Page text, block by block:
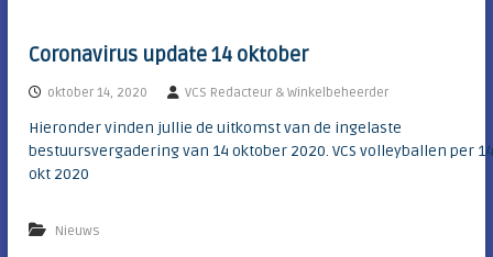
Coronavirus update 14 oktober
oktober 14, 2020 VCS Redacteur & Winkelbeheerder
Hieronder vinden jullie de uitkomst van de ingelaste
bestuursvergadering van 14 oktober 2020. VCS volleyballen per
okt 2020
Nieuws